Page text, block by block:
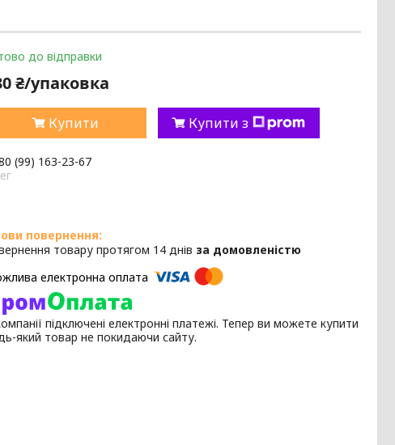
до відправки
₴/упаковка
Купити Купити з
(99) 163-23-67
товару протягом 14 днів за домовленістю
підключені електронні платежі. Тепер ви можете купити
який товар не покидаючи сайту.